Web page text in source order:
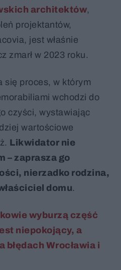
architektów,
projektantów,
jest właśnie
zmarł w 2023 roku.
się proces, w którym
wchodzi do
czyści, wystawiając
wartościowe
Likwidator nie
– zaprasza go
nierzadko rodzina,
domu.
wyburzą część
niepokojący, a
błędach Wrocławia i